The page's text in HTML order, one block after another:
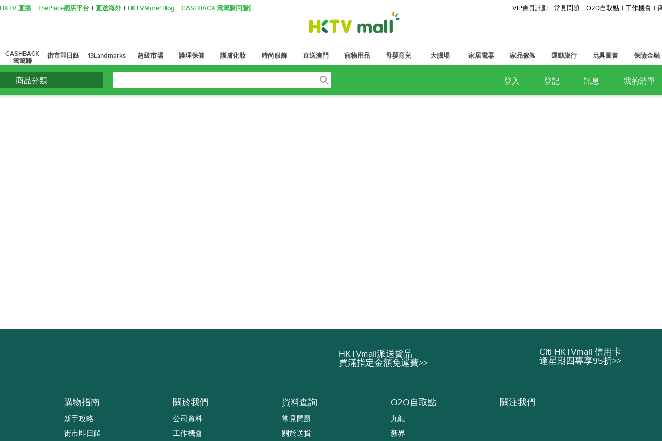
HKTV 直播 ThePlace網店平台 直送海外 HKTVMore! Blog CASHBACK 篤篤賺回贈計劃 VIP會員計劃 常見問題 O2O自取點 工作機會
CASHBACK
篤篤賺
街市即日餸 13Landmarks 超級市場 護理保健 護膚化妝 時尚服飾 直送澳門 寵物用品 母嬰育兒 大腦場 家居電器 家品傢俬 運動旅行 玩具圖書 保險金融
商品分類 登入 登記 訊息 我的清單
HKTVmall派送貨品
買滿指定金額免運費>>
Citi HKTVmall 信用卡
逢星期四專享95折>>
購物指南
新手攻略
街市即日餸
關於我們
公司資料
工作機會
資料查詢
常見問題
關於送貨
O2O自取點
九龍
新界
關注我們